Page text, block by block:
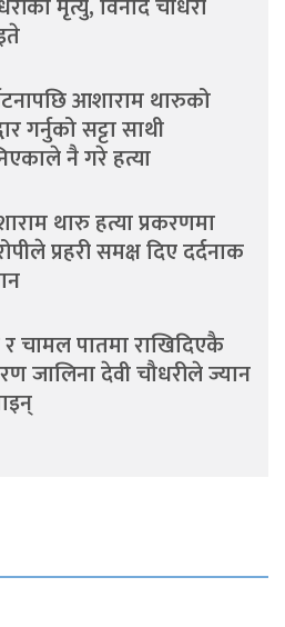
मृत्यु, विनोद चौधरी
आशाराम थारुको
गर्नुको सट्टा साथी
नै गरे हत्या
थारु हत्या प्रकरणमा
प्रहरी समक्ष दिए दर्दनाक
चामल पातमा राखिदिएकै
जालिना देवी चौधरीले ज्यान